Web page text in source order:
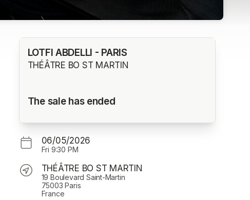
LOTFI ABDELLI - PARIS
THÉÂTRE BO ST MARTIN
The sale has ended
06/05/2026
Fri 9:30 PM
THÉÂTRE BO ST MARTIN
19 Boulevard Saint-Martin
75003 Paris
France